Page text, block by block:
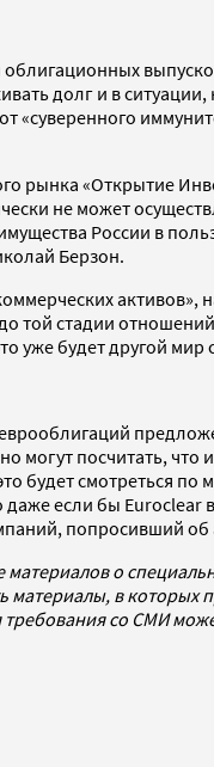
облигационных
долг и в
«суверенного
рынка «Открытие
не может
России в
Берзон.
той стадии
уже будет другой
могут посчитать,
будет смотреться
даже если бы
попросивший
о
в которых
со СМИ